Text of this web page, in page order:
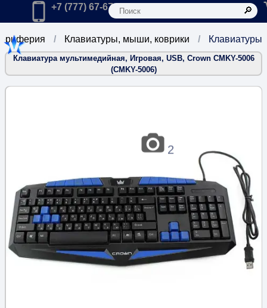
Главная
Позвонить в компанию по телефону:
+7 (777) 67-67-666
Клавиатуры
Клавиатуры, мыши, коврики
Клавиатура мультимедийная, Игровая, USB, Crown СМKY-5006
(CMKY-5006)